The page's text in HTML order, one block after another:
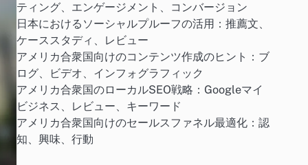
ティング、エンゲージメント、コンバージョン
日本におけるソーシャルプルーフの活用：推薦文、
ケーススタディ、レビュー
アメリカ合衆国向けのコンテンツ作成のヒント：ブ
ログ、ビデオ、インフォグラフィック
アメリカ合衆国のローカルSEO戦略：Googleマイ
ビジネス、レビュー、キーワード
アメリカ合衆国向けのセールスファネル最適化：認
知、興味、行動